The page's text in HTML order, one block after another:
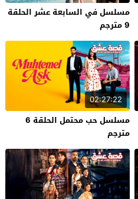
مسلسل في السابعة عشر الحلقة
9 مترجم
02:27:22
مسلسل حب محتمل الحلقة 6
مترجم